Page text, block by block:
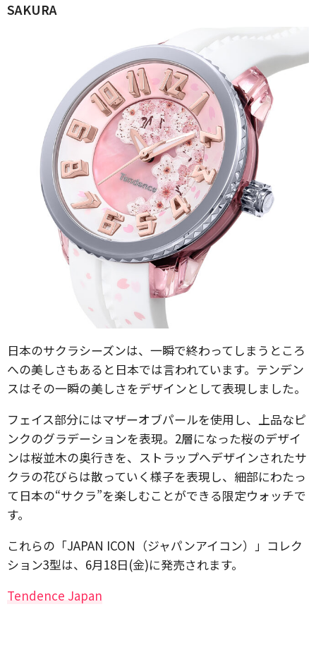
SAKURA
日本のサクラシーズンは、一瞬で終わってしまうところ
への美しさもあると日本では言われています。テンデン
スはその一瞬の美しさをデザインとして表現しました。
フェイス部分にはマザーオブパールを使用し、上品なピ
ンクのグラデーションを表現。2層になった桜のデザイ
ンは桜並木の奥行きを、ストラップへデザインされたサ
クラの花びらは散っていく様子を表現し、細部にわたっ
て日本の“サクラ”を楽しむことができる限定ウォッチで
す。
これらの「JAPAN ICON（ジャパンアイコン）」コレク
ション3型は、6月18日(金)に発売されます。
Tendence Japan